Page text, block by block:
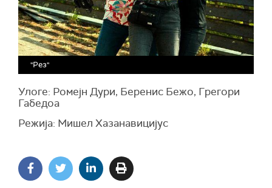
"Рез"
Улоге: Ромејн Дури, Беренис Бежо, Грегори
Габедоа
Режија: Мишел Хазанавицијус